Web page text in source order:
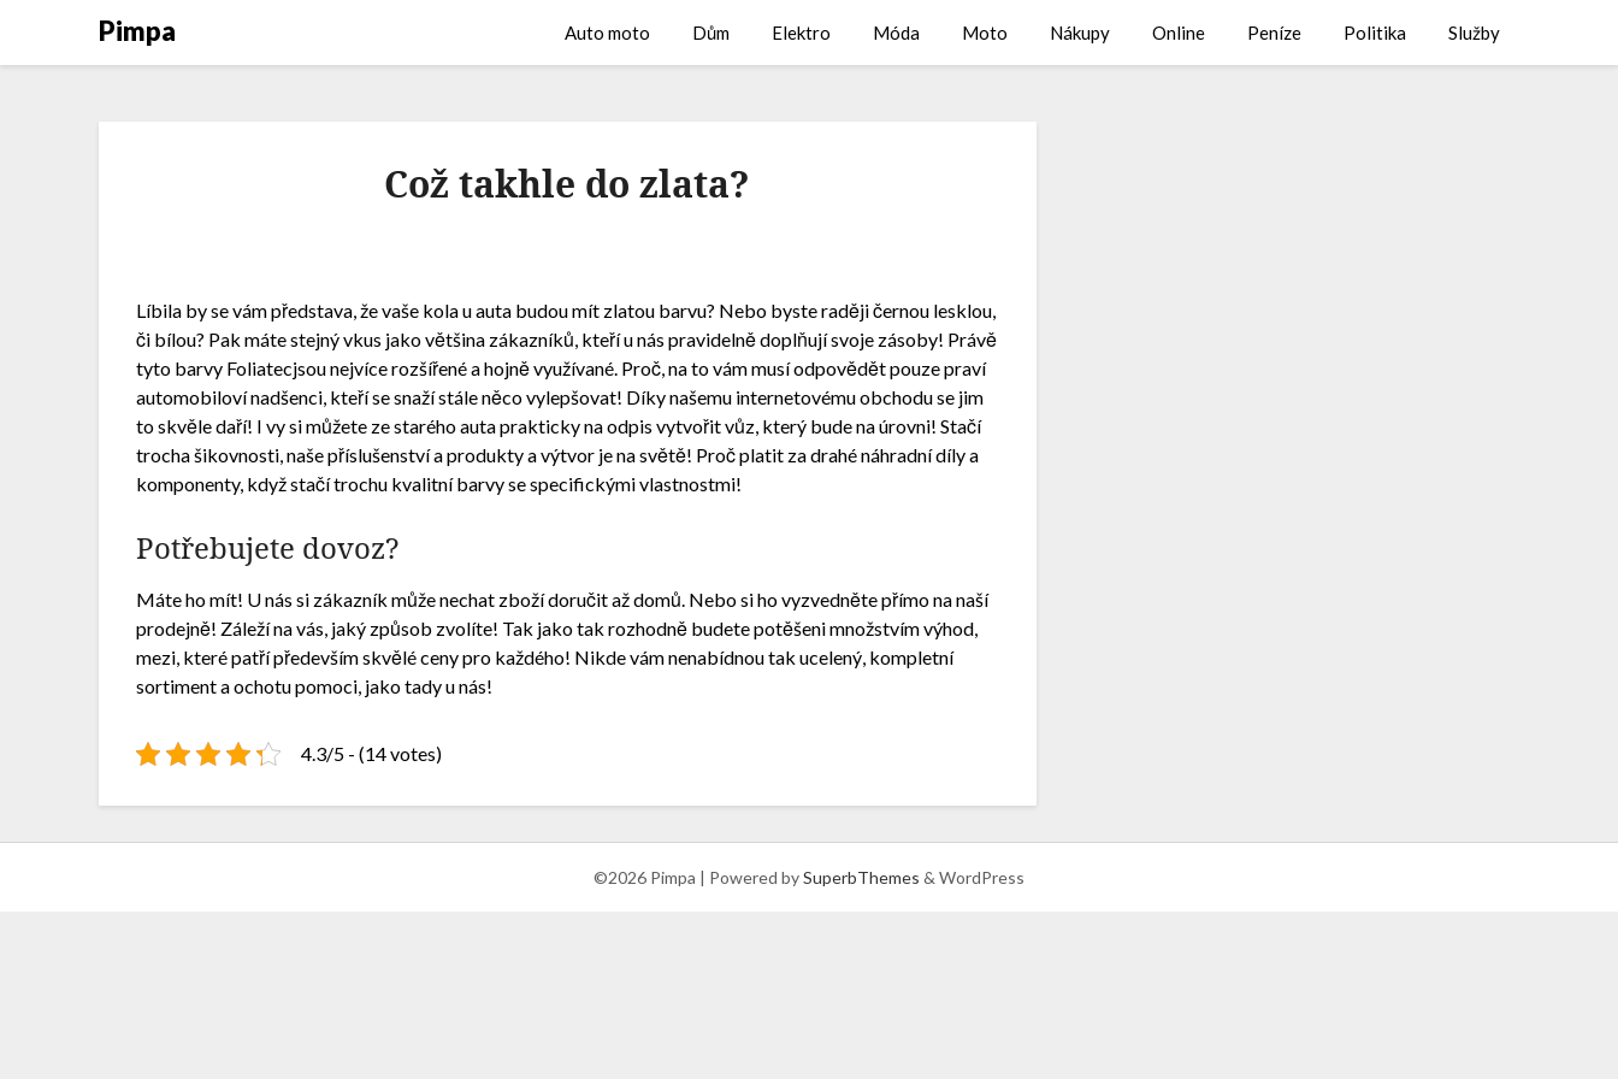
Pimpa Auto moto Dům Elektro Móda Moto Nákupy Online Peníze Politika Služby
Což takhle do zlata?
Líbila by se vám představa, že vaše kola u auta budou mít zlatou barvu? Nebo byste raději černou lesklou,
či bílou? Pak máte stejný vkus jako většina zákazníků, kteří u nás pravidelně doplňují svoje zásoby! Právě
tyto barvy Foliatecjsou nejvíce rozšířené a hojně využívané. Proč, na to vám musí odpovědět pouze praví
automobiloví nadšenci, kteří se snaží stále něco vylepšovat! Díky našemu internetovému obchodu se jim
to skvěle daří! I vy si můžete ze starého auta prakticky na odpis vytvořit vůz, který bude na úrovni! Stačí
trocha šikovnosti, naše příslušenství a produkty a výtvor je na světě! Proč platit za drahé náhradní díly a
komponenty, když stačí trochu kvalitní barvy se specifickými vlastnostmi!
Potřebujete dovoz?
Máte ho mít! U nás si zákazník může nechat zboží doručit až domů. Nebo si ho vyzvedněte přímo na naší
prodejně! Záleží na vás, jaký způsob zvolíte! Tak jako tak rozhodně budete potěšeni množstvím výhod,
mezi, které patří především skvělé ceny pro každého! Nikde vám nenabídnou tak ucelený, kompletní
sortiment a ochotu pomoci, jako tady u nás!
4.3/5 - (14 votes)
©2026 Pimpa | Powered bySuperbThemes & WordPress